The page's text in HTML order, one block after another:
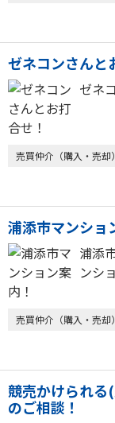
ゼネコンさんと
ゼネ
売買仲介（購入・売却
浦添市マンショ
浦添
ンシ
売買仲介（購入・売却
競売かけられる
のご相談！